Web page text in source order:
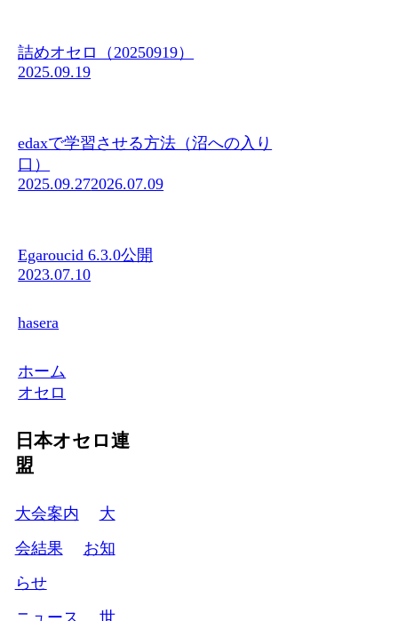
詰めオセロ（20250919）
2025.09.19
edaxで学習させる方法（沼への入り
口）
2025.09.272026.07.09
Egaroucid 6.3.0公開
2023.07.10
hasera
ホーム
オセロ
日本オセロ連
盟
大会案内
大
会結果
お知
らせ
ニュース
世